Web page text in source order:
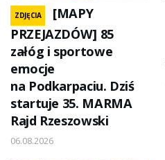
ZDJĘCIA
[MAPY
PRZEJAZDÓW] 85
załóg i sportowe
emocje
na Podkarpaciu. Dziś
startuje 35. MARMA
Rajd Rzeszowski
06.08.2026